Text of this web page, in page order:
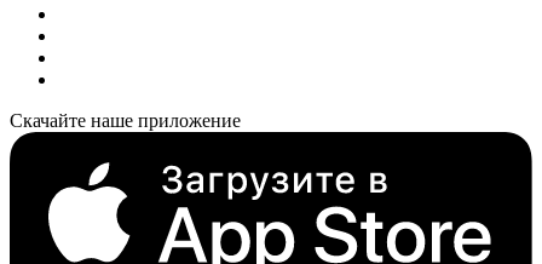
Скачайте наше приложение